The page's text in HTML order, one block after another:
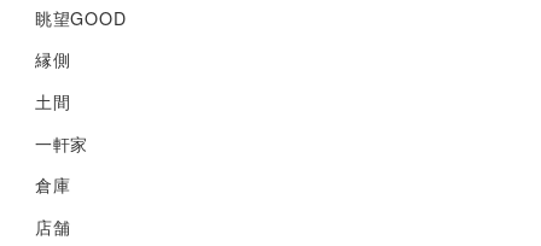
眺望GOOD
縁側
土間
一軒家
倉庫
店舗